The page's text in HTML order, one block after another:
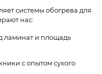
системы обогрева для
нас:
ламинат и площадь
с опытом сухого